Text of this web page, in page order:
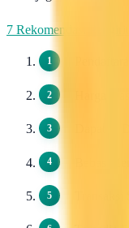
7 Rekomendasi